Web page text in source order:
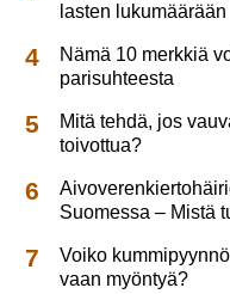
lasten lukumäärään
Nämä 10 merkkiä
parisuhteesta
Mitä tehdä, jos
toivottua?
Suomessa – Mistä
Voiko
vaan myöntyä?